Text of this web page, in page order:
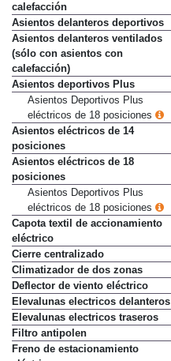
calefacción
Asientos delanteros deportivos
Asientos delanteros ventilados
(sólo con asientos con
calefacción)
Asientos deportivos Plus
Asientos Deportivos Plus
eléctricos de 18 posiciones
Asientos eléctricos de 14
posiciones
Asientos eléctricos de 18
posiciones
Asientos Deportivos Plus
eléctricos de 18 posiciones
Capota textil de accionamiento
eléctrico
Cierre centralizado
Climatizador de dos zonas
Deflector de viento eléctrico
Elevalunas electricos delanteros
Elevalunas electricos traseros
Filtro antipolen
Freno de estacionamiento